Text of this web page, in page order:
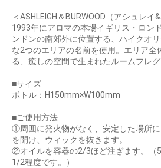
＜ASHLEIGH＆BURWOOD（アシュレイ
1993年にアロマの本場イギリス・ロン
ンドンの南郊外に位置する、ハイクオ
な2つのエリアの名前を使用。エリア全
る、癒しの空間で生まれたルームフレ
■サイズ
ボトル：H150mm×W100mm
■ご使用方法
①周囲に発火物がなく、安定した場所
を開け、ウィックを抜きます。
②オイルを容器の2/3ほど注ぎます。（
1/2程度です。）